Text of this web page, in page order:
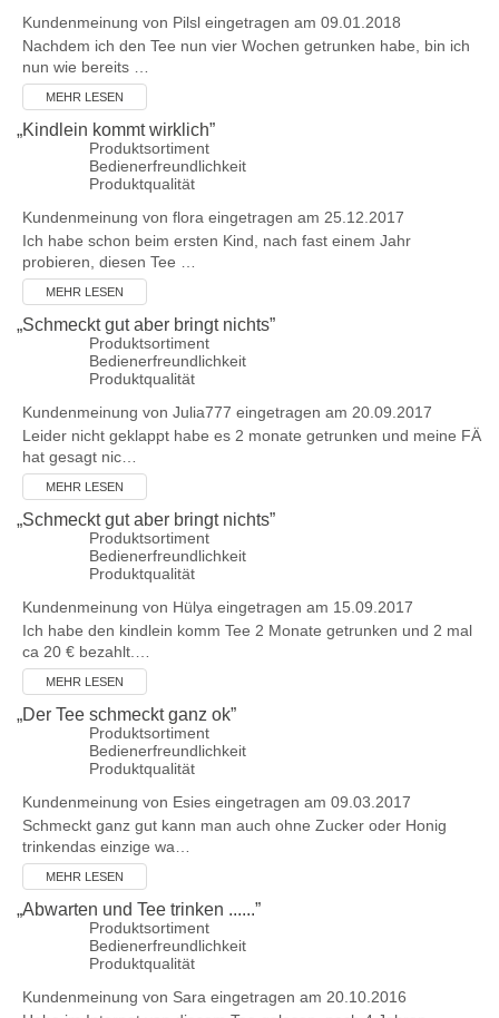
Kundenmeinung von Pilsl eingetragen am 09.01.2018
Nachdem ich den Tee nun vier Wochen getrunken habe, bin ich
nun wie bereits …
MEHR LESEN
„Kindlein kommt wirklich”
Produktsortiment
Bedienerfreundlichkeit
Produktqualität
Kundenmeinung von flora eingetragen am 25.12.2017
Ich habe schon beim ersten Kind, nach fast einem Jahr
probieren, diesen Tee …
MEHR LESEN
„Schmeckt gut aber bringt nichts”
Produktsortiment
Bedienerfreundlichkeit
Produktqualität
Kundenmeinung von Julia777 eingetragen am 20.09.2017
Leider nicht geklappt habe es 2 monate getrunken und meine FÄ
hat gesagt nic…
MEHR LESEN
„Schmeckt gut aber bringt nichts”
Produktsortiment
Bedienerfreundlichkeit
Produktqualität
Kundenmeinung von Hülya eingetragen am 15.09.2017
Ich habe den kindlein komm Tee 2 Monate getrunken und 2 mal
ca 20 € bezahlt.…
MEHR LESEN
„Der Tee schmeckt ganz ok”
Produktsortiment
Bedienerfreundlichkeit
Produktqualität
Kundenmeinung von Esies eingetragen am 09.03.2017
Schmeckt ganz gut kann man auch ohne Zucker oder Honig
trinkendas einzige wa…
MEHR LESEN
„Abwarten und Tee trinken ......”
Produktsortiment
Bedienerfreundlichkeit
Produktqualität
Kundenmeinung von Sara eingetragen am 20.10.2016